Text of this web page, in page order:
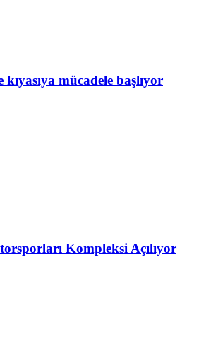
mücadele başlıyor
Kompleksi Açılıyor